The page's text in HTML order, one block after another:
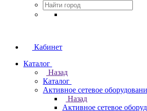
Кабинет
Каталог
Назад
Каталог
Активное сетевое
Назад
Активное сетевое